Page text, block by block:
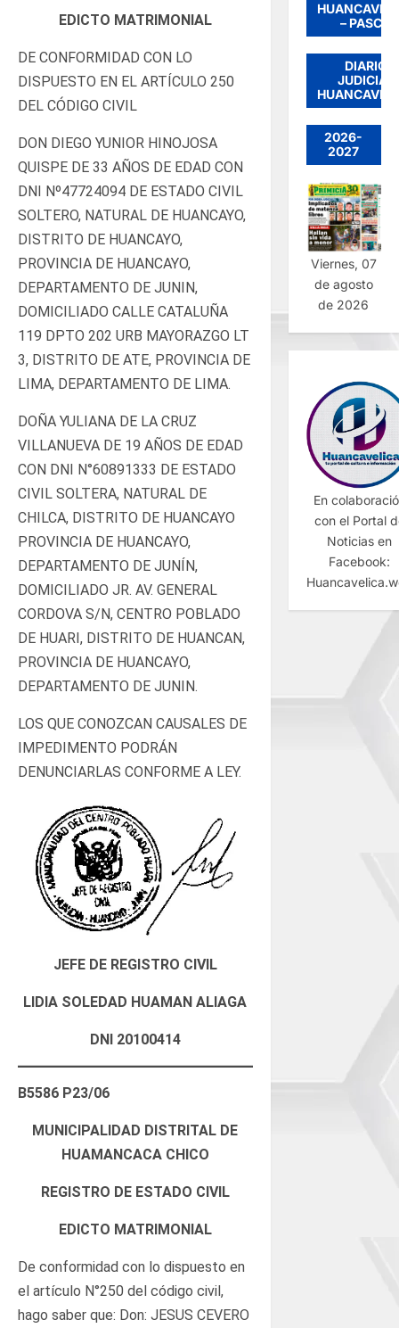
EDICTO MATRIMONIAL
DE CONFORMIDAD CON LO
DISPUESTO EN EL ARTÍCULO 250
DEL CÓDIGO CIVIL
DON DIEGO YUNIOR HINOJOSA
QUISPE DE 33 AÑOS DE EDAD CON
DNI Nº47724094 DE ESTADO CIVIL
SOLTERO, NATURAL DE HUANCAYO,
DISTRITO DE HUANCAYO,
PROVINCIA DE HUANCAYO,
DEPARTAMENTO DE JUNIN,
DOMICILIADO CALLE CATALUÑA
119 DPTO 202 URB MAYORAZGO LT
3, DISTRITO DE ATE, PROVINCIA DE
LIMA, DEPARTAMENTO DE LIMA.
DOÑA YULIANA DE LA CRUZ
VILLANUEVA DE 19 AÑOS DE EDAD
CON DNI N°60891333 DE ESTADO
CIVIL SOLTERA, NATURAL DE
CHILCA, DISTRITO DE HUANCAYO
PROVINCIA DE HUANCAYO,
DEPARTAMENTO DE JUNÍN,
DOMICILIADO JR. AV. GENERAL
CORDOVA S/N, CENTRO POBLADO
DE HUARI, DISTRITO DE HUANCAN,
PROVINCIA DE HUANCAYO,
DEPARTAMENTO DE JUNIN.
LOS QUE CONOZCAN CAUSALES DE
IMPEDIMENTO PODRÁN
DENUNCIARLAS CONFORME A LEY.
JEFE DE REGISTRO CIVIL
LIDIA SOLEDAD HUAMAN ALIAGA
DNI 20100414
B5586 P23/06
MUNICIPALIDAD DISTRITAL DE
HUAMANCACA CHICO
REGISTRO DE ESTADO CIVIL
EDICTO MATRIMONIAL
De conformidad con lo dispuesto en
el artículo N°250 del código civil,
hago saber que: Don: JESUS CEVERO
– PASCO
DIARIO
JUDICIAL
2026-
2027
Viernes, 07
de agosto
de 2026
En
con el Portal
Noticias en
Facebook: